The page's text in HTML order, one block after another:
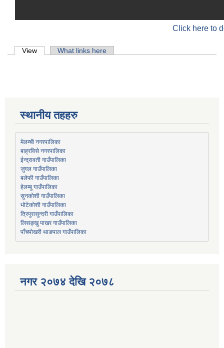
Click here to
Primary tabs
View (active tab)What links here
स्थानीय तहहरु
मेलम्ची नगरपालिका
बाह्रविसे नगरपालिका
ईन्द्रावती गाउँपालिका
जुगल गाउँपालिका
बलेफी गाउँपालिका
हेलम्बु गाउँपालिका
सुनकोशी गाउँपालिका
भोटेकोशी गाउँपालिका
त्रिपुरासुन्दरी गाउँपालिका
लिसङ्खु पाखर गाउँपालिका
पाँचपोखरी थाङपाल गाउँपालिका
नगर २०७४ देखि २०७८